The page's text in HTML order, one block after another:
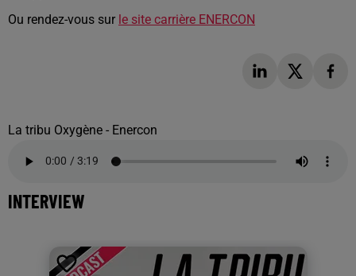
Ou rendez-vous sur le site carrière ENERCON
La tribu Oxygène - Enercon
INTERVIEW